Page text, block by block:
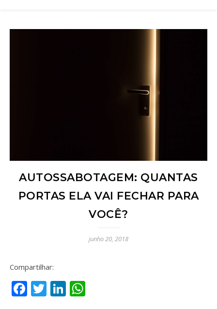
AUTOSSABOTAGEM: QUANTAS
PORTAS ELA VAI FECHAR PARA
VOCÊ?
junho 20, 2018
Compartilhar:
Facebook
TwitterLinkedIn